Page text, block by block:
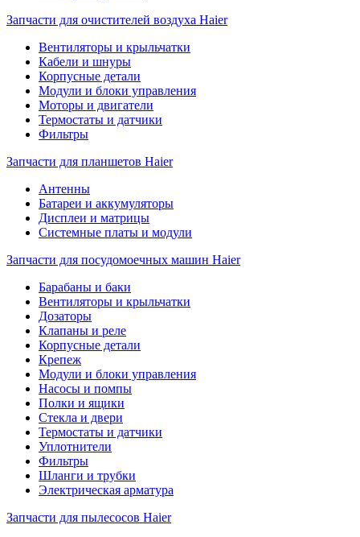
Запчасти для очистителей воздуха Haier
Вентиляторы и крыльчатки
Кабели и шнуры
Корпусные детали
Модули и блоки управления
Моторы и двигатели
Термостаты и датчики
Фильтры
Запчасти для планшетов Haier
Антенны
Батареи и аккумуляторы
Дисплеи и матрицы
Системные платы и модули
Запчасти для посудомоечных машин Haier
Барабаны и баки
Вентиляторы и крыльчатки
Дозаторы
Клапаны и реле
Корпусные детали
Крепеж
Модули и блоки управления
Насосы и помпы
Полки и ящики
Стекла и двери
Термостаты и датчики
Уплотнители
Фильтры
Шланги и трубки
Электрическая арматура
Запчасти для пылесосов Haier